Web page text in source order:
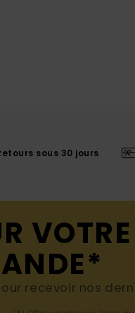
sous 30 jours
recevoir nos